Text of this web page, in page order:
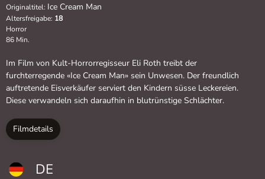
Originaltitel: Ice Cream Man
Altersfreigabe: 18
Horror
86 Min.
Im Film von Kult-Horrorregisseur Eli Roth treibt der
furchterregende «Ice Cream Man» sein Unwesen. Der freundlich
auftretende Eisverkäufer serviert den Kindern süsse Leckereien.
Diese verwandeln sich daraufhin in blutrünstige Schlächter.
Filmdetails
DE